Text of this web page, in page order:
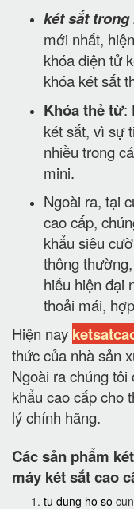
két sắt trong
mới nhất,
khóa điện tử
khóa két sắt
Khóa thẻ từ:
két sắt, vì sự
nhiều trong
mini.
Ngoài ra, tại
cao cấp,
khẩu siêu
thông
hiếu hiện đại
thoải mái,
Hiện nay
thức của nhà sản
Ngoài ra chúng
khẩu cao cấp cho
lý chính hãng.
Các sản phẩm
máy két sắt cao
tu dung ho so